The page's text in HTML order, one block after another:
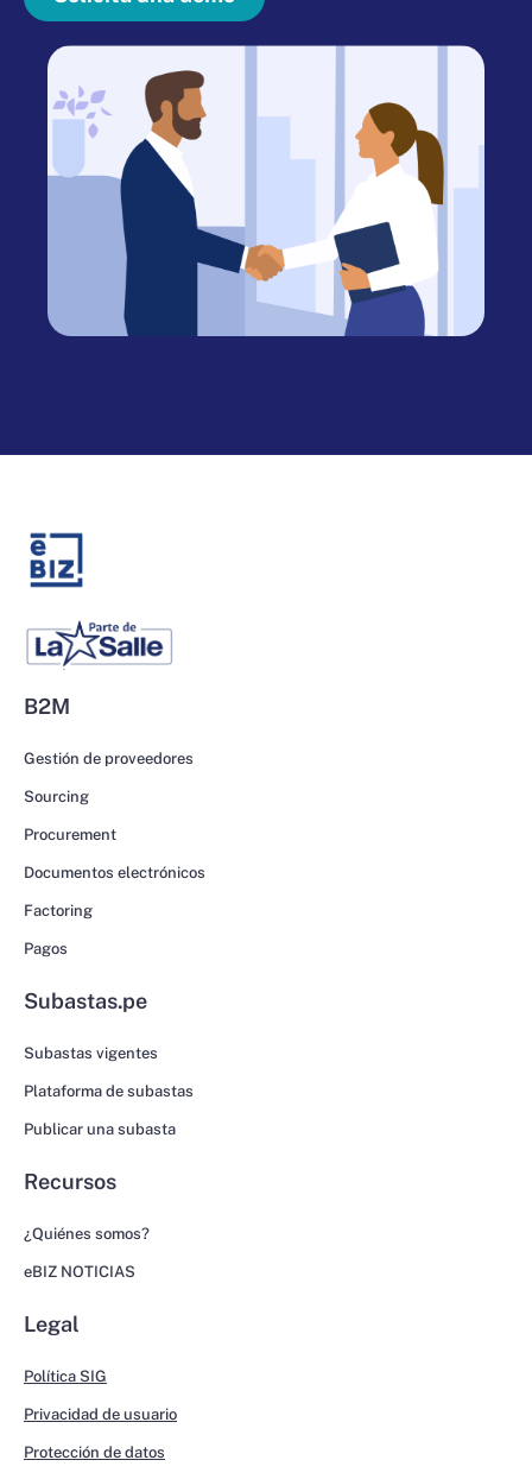
B2M
Gestión de proveedores
Sourcing
Procurement
Documentos electrónicos
Factoring
Pagos
Subastas.pe
Subastas vigentes
Plataforma de subastas
Publicar una subasta
Recursos
¿Quiénes somos?
eBIZ NOTICIAS
Legal
Política SIG
Privacidad de usuario
Protección de datos